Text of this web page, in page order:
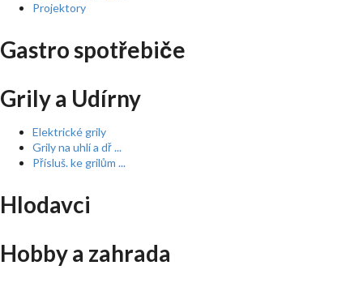
Projektory
Gastro spotřebiče
Grily a Udírny
Elektrické grily
Grily na uhlí a dř ...
Přísluš. ke grilům ...
Hlodavci
Hobby a zahrada